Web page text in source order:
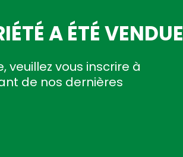
A ÉTÉ VENDUE
veuillez vous inscrire à
de nos dernières